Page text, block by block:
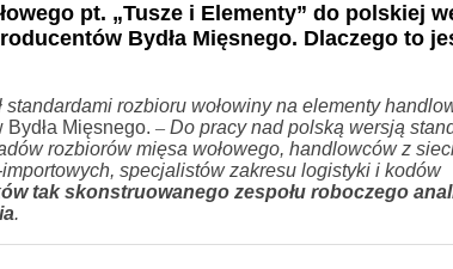
pt. „Tusze i Elementy” do polskiej
Bydła Mięsnego. Dlaczego to
rozbioru wołowiny na elementy
Mięsnego. –Do pracy nad polską wersją
rozbiorów mięsa wołowego, handlowców z
specjalistów zakresu logistyki i kodów
tak skonstruowanego zespołu roboczego
.